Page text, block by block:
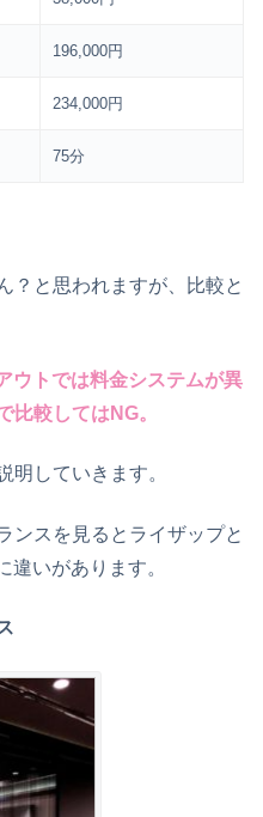
196,000円
234,000円
75分
？と思われますが、比較と
ウトでは料金システムが異
比較してはNG。
明していきます。
ンスを見るとライザップと
違いがあります。